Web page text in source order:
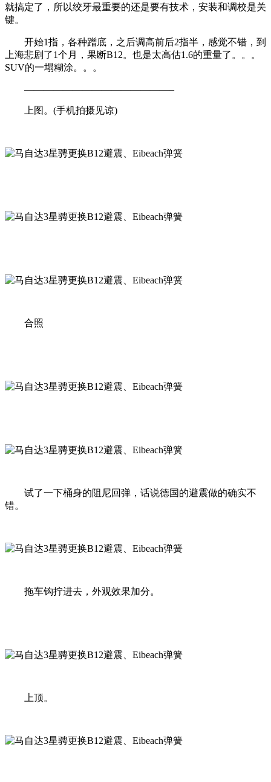
就搞定了，所以绞牙最重要的还是要有技术，安装和调校是关
键。
开始1指，各种蹭底，之后调高前后2指半，感觉不错，到
上海悲剧了1个月，果断B12。也是太高估1.6的重量了。。。
SUV的一塌糊涂。。。
———————————————–
上图。(手机拍摄见谅)
合照
试了一下桶身的阻尼回弹，话说德国的避震做的确实不
错。
拖车钩拧进去，外观效果加分。
上顶。